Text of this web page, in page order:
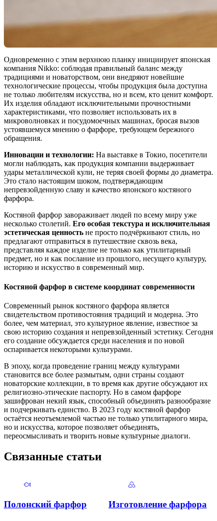
Одновременно с этим верхнюю планку инициирует японская
компания Nikko: соблюдая правильный баланс между
традициями и новаторством, они внедряют новейшие
технологические процессы, чтобы продукция была доступна
не только любителям искусства, но и всем, кто ценит комфорт.
Их изделия обладают исключительными прочностными
характеристиками, что позволяет использовать их в
микроволновках и посудомоечных машинах, бросая вызов
устоявшемуся мнению о фарфоре, требующем бережного
обращения.
Инновации и технологии: На выставке в Токио, посетители
могли наблюдать, как продукция компании выдерживает
удары металлической кули, не теряя своей формы до диаметра.
Это стало настоящим шоком, подтверждающим
непревзойденную славу и качество японского костяного
фарфора.
Костяной фарфор завораживает людей по всему миру уже
несколько столетий. Его особая текстура и исключительная
эстетическая ценность не просто подчёркивают стиль, но
предлагают отправиться в путешествие сквозь века,
представляя каждое изделие не только как утилитарный
предмет, но и как послание из прошлого, несущего культуру,
историю и искусство в современный мир.
Костяной фарфор в системе координат современности
Современный рынок костяного фарфора является
свидетельством противостояния традиций и модерна. Это
более, чем материал, это культурное явление, известное за
свою историю создания и непревзойденный эстетику. Сегодня
его создание обсуждается среди населения и по новой
оспаривается некоторыми культурами.
В эпоху, когда проведение границ между культурами
становится все более размытым, одни страны создают
новаторские коллекции, в то время как другие обсуждают их
религиозно-этические паспорту. Но в самом фарфоре
зашифрован некий язык, способный объединять разнообразие
и подчеркивать единство. В 2023 году костяной фарфор
остаётся неотъемлемой частью не только утилитарного мира,
но и искусства, которое позволяет объединять,
переосмысливать и творить новые культурные диалоги.
Связанные статьи
Полонский фарфор Изготовление фарфора